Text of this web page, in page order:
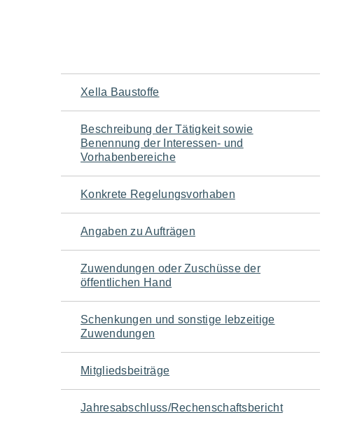
Navigation
für
den
Seiteninhalt
Xella Baustoffe
Beschreibung der Tätigkeit sowie
Benennung der Interessen- und
Vorhabenbereiche
Konkrete Regelungsvorhaben
Angaben zu Aufträgen
Zuwendungen oder Zuschüsse der
öffentlichen Hand
Schenkungen und sonstige lebzeitige
Zuwendungen
Mitgliedsbeiträge
Jahresabschluss/Rechenschaftsbericht